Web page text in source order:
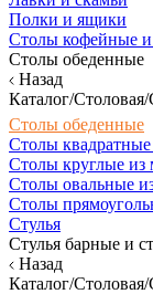
Полки и ящики
Столы кофейные
Столы обеденные
Назад
Каталог/
Столы обеденные
Столы квадратные
Столы круглые из
Столы овальные
Столы
Стулья
Стулья барные и
Назад
Каталог/